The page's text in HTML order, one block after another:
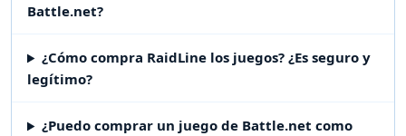
Battle.net?
¿Cómo compra RaidLine los juegos? ¿Es seguro y
legítimo?
¿Puedo comprar un juego de Battle.net como